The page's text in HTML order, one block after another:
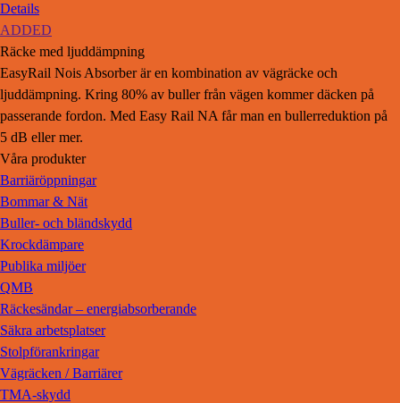
Details
ADDED
Räcke med ljuddämpning
EasyRail Nois Absorber är en kombination av vägräcke och
ljuddämpning. Kring 80% av buller från vägen kommer däcken på
passerande fordon. Med Easy Rail NA får man en bullerreduktion på
5 dB eller mer.
Våra produkter
Barriäröppningar
Bommar & Nät
Buller- och bländskydd
Krockdämpare
Publika miljöer
QMB
Räckesändar – energiabsorberande
Säkra arbetsplatser
Stolpförankringar
Vägräcken / Barriärer
TMA-skydd